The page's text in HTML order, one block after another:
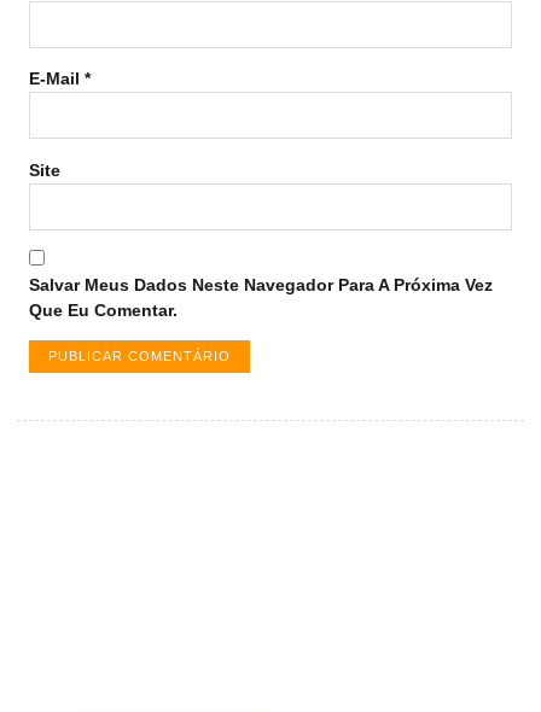
E-Mail *
Site
Salvar Meus Dados Neste Navegador Para A Próxima Vez
Que Eu Comentar.